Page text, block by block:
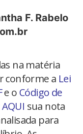
F. Rabelo
na matéria
conforme a Lei
e o Código de
AQUI sua nota
para